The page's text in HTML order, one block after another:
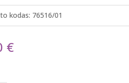
kodas: 76516/01
€